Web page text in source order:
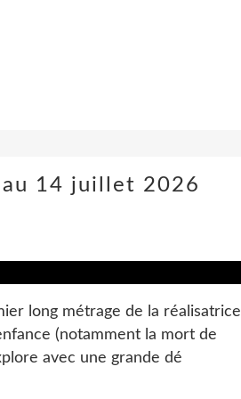
14 juillet 2026
long métrage de la réalisatrice
(notamment la mort de
avec une grande dé